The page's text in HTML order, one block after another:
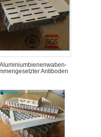
Antiboden